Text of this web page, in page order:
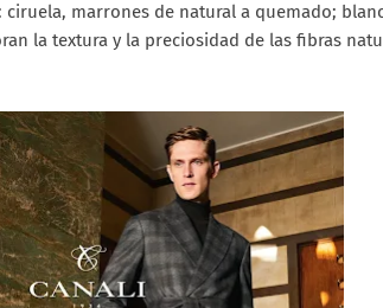
ciruela, marrones de natural a quemado;
la textura y la preciosidad de las fibras